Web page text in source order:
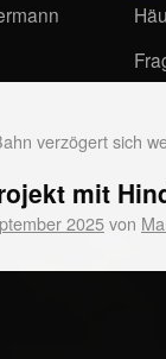
verzögert sich
mit
2025von